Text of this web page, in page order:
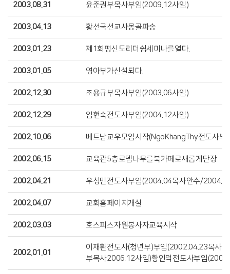
2003.08.31 윤준권부목사부임(2009.12사임)
2003.04.13 황선국선교사몽골파송
2003.01.23 제1회평신도리더쉽세미나를열다.
2003.01.05 영아부가신설되다.
2002.12.30 조용규부목사부임(2003.06사임)
2002.12.29 임현숙전도사부임(2004.12사임)
2002.10.06 베트남교우모임시작(NgoKhangThy전도사
2002.06.15 교육관5층로뎀나무를북카페로새롭게단장
2002.04.21 우성민전도사부임(2004.04목사안수/
2002.04.07 교회홈페이지개설
2002.03.03 호스피스자원봉사자교육시작
2002.01.01
이재환전도사(청년부)부임(2002.04.23목사
부목사2006.12사임)황인덕전도사부임